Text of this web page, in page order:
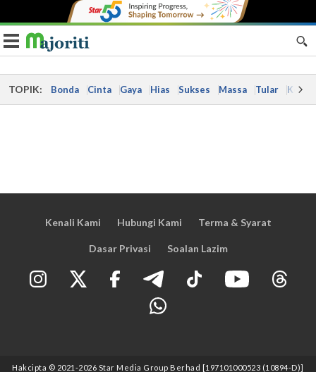
Toggle navigation
TOPIK: Bonda Cinta Gaya Hias Sukses Massa Tular Kes
Kenali Kami Hubungi Kami Terma & Syarat
Dasar Privasi Soalan Lazim
Hakcipta © 2021 -2026 Star Media Group Berhad [197101000523 (10894-D)]